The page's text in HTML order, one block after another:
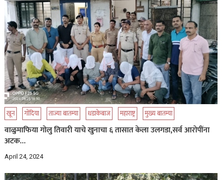
खून गोंदिया ताज्या बातम्या धडाकेबाज महाराष्ट्र मुख्य बातम्या
वाळुमाफिया गोलु तिवारी याचे खुनाचा ६ तासात केला उलगडा,सर्व आरोपींना
अटक…
April 24, 2024